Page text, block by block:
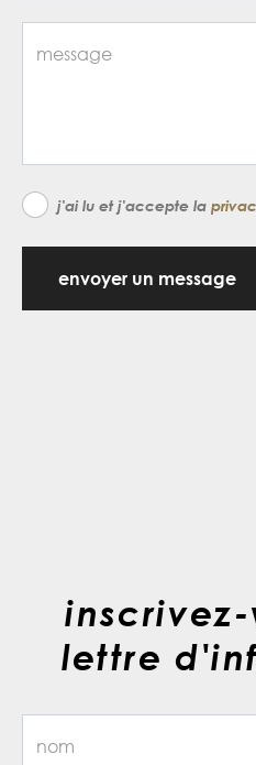
j'ai lu et j'accepte la
envoyer un message
lettre